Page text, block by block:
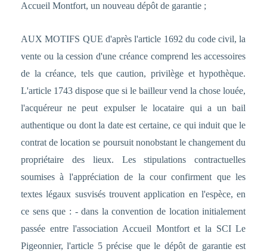
Accueil Montfort, un nouveau dépôt de garantie ;
AUX MOTIFS QUE d'après l'article 1692 du code civil, la
vente ou la cession d'une créance comprend les accessoires
de la créance, tels que caution, privilège et hypothèque.
L'article 1743 dispose que si le bailleur vend la chose louée,
l'acquéreur ne peut expulser le locataire qui a un bail
authentique ou dont la date est certaine, ce qui induit que le
contrat de location se poursuit nonobstant le changement du
propriétaire des lieux. Les stipulations contractuelles
soumises à l'appréciation de la cour confirment que les
textes légaux susvisés trouvent application en l'espèce, en
ce sens que : - dans la convention de location initialement
passée entre l'association Accueil Montfort et la SCI Le
Pigeonnier, l'article 5 précise que le dépôt de garantie est